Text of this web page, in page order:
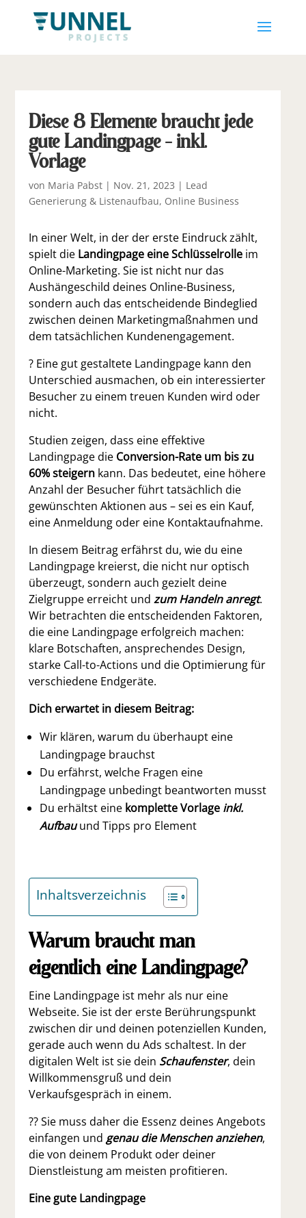
Diese 8 Elemente braucht jede
gute Landingpage – inkl.
Vorlage
von Maria Pabst | Nov. 21, 2023 | Lead
Generierung & Listenaufbau, Online Business
In einer Welt, in der der erste Eindruck zählt,
spielt die Landingpage eine Schlüsselrolle im
Online-Marketing. Sie ist nicht nur das
Aushängeschild deines Online-Business,
sondern auch das entscheidende Bindeglied
zwischen deinen Marketingmaßnahmen und
dem tatsächlichen Kundenengagement.
? Eine gut gestaltete Landingpage kann den
Unterschied ausmachen, ob ein interessierter
Besucher zu einem treuen Kunden wird oder
nicht.
Studien zeigen, dass eine effektive
Landingpage die Conversion-Rate um bis zu
60% steigern kann. Das bedeutet, eine höhere
Anzahl der Besucher führt tatsächlich die
gewünschten Aktionen aus – sei es ein Kauf,
eine Anmeldung oder eine Kontaktaufnahme.
In diesem Beitrag erfährst du, wie du eine
Landingpage kreierst, die nicht nur optisch
überzeugt, sondern auch gezielt deine
Zielgruppe erreicht undzum Handeln anregt.
Wir betrachten die entscheidenden Faktoren,
die eine Landingpage erfolgreich machen:
klare Botschaften, ansprechendes Design,
starke Call-to-Actions und die Optimierung für
verschiedene Endgeräte.
Dich erwartet in diesem Beitrag:
Wir klären, warum du überhaupt eine
Landingpage brauchst
Du erfährst, welche Fragen eine
Landingpage unbedingt beantworten musst
Du erhältst eine komplette Vorlage inkl.
Aufbauund Tipps pro Element
Inhaltsverzeichnis
Warum braucht man
eigentlich eine Landingpage?
Eine Landingpage ist mehr als nur eine
Webseite. Sie ist der erste Berührungspunkt
zwischen dir und deinen potenziellen Kunden,
gerade auch wenn du Ads schaltest. In der
digitalen Welt ist sie dein Schaufenster, dein
Willkommensgruß und dein
Verkaufsgespräch in einem.
?? Sie muss daher die Essenz deines Angebots
einfangen undgenau die Menschen anziehen,
die von deinem Produkt oder deiner
Dienstleistung am meisten profitieren.
Eine gute Landingpage